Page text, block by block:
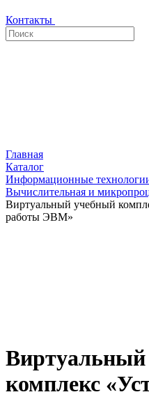
Контакты
Главная
Каталог
Информационные
Вычислительная и
Виртуальный учебный
работы ЭВМ»
комплекс